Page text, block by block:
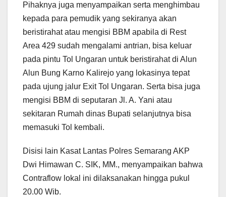
Pihaknya juga menyampaikan serta menghimbau
kepada para pemudik yang sekiranya akan
beristirahat atau mengisi BBM apabila di Rest
Area 429 sudah mengalami antrian, bisa keluar
pada pintu Tol Ungaran untuk beristirahat di Alun
Alun Bung Karno Kalirejo yang lokasinya tepat
pada ujung jalur Exit Tol Ungaran. Serta bisa juga
mengisi BBM di seputaran Jl. A. Yani atau
sekitaran Rumah dinas Bupati selanjutnya bisa
memasuki Tol kembali.
Disisi lain Kasat Lantas Polres Semarang AKP
Dwi Himawan C. SIK, MM., menyampaikan bahwa
Contraflow lokal ini dilaksanakan hingga pukul
20.00 Wib.